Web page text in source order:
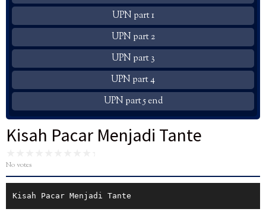
UPN part 1
UPN part 2
UPN part 3
UPN part 4
UPN part 5 end
Kisah Pacar Menjadi Tante
No votes
Kisah Pacar Menjadi Tante